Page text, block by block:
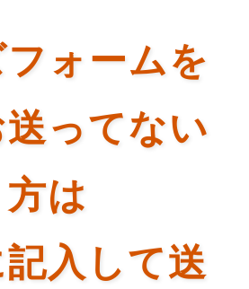
ォームを
送ってない
方は
入して送